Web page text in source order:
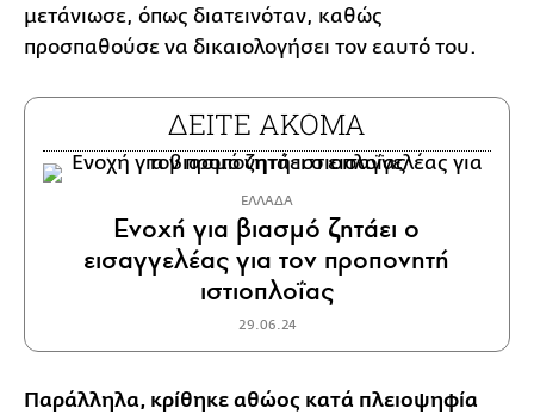
μετάνιωσε, όπως διατεινόταν, καθώς
προσπαθούσε να δικαιολογήσει τον εαυτό του.
ΔΕΙΤΕ ΑΚΟΜΑ
ΕΛΛΑΔΑ
Ενοχή για βιασμό ζητάει ο
εισαγγελέας για τον προπονητή
ιστιοπλοΐας
29.06.24
Παράλληλα, κρίθηκε αθώος κατά πλειοψηφία